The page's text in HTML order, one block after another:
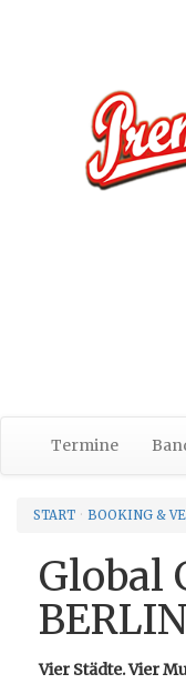
Termine
START BOOKING &
Global
Vier Städte. Vier